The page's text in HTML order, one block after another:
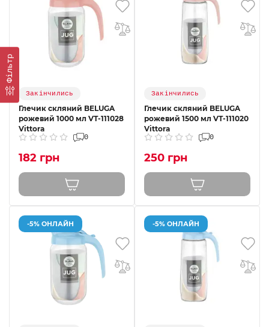
Фільтр
Закінчились
Глечик скляний BELUGA
рожевий 1000 мл VT-111028
Vittora
0
182 грн
Закінчились
Глечик скляний BELUGA
рожевий 1500 мл VT-111020
Vittora
0
250 грн
-5% ОНЛАЙН -5% ОНЛАЙН